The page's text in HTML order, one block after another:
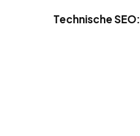
Technische SEO: